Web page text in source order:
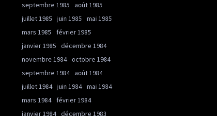
septembre 1985
août 1985
juillet 1985
juin 1985
mai 1985
mars 1985
février 1985
janvier 1985
décembre 1984
novembre 1984 octobre 1984
septembre 1984 août 1984
juillet 1984 juin 1984 mai 1984
mars 1984
février 1984
janvier 1984 décembre 1983